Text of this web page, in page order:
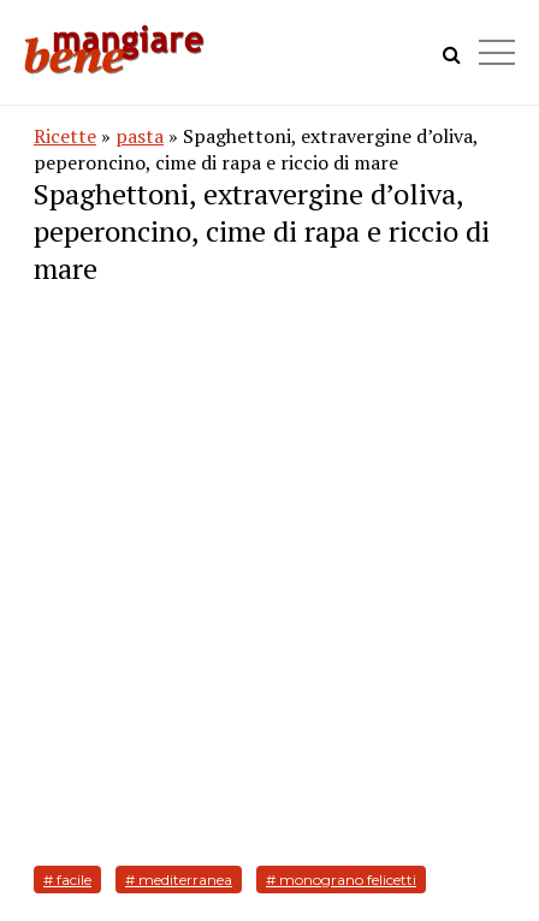
Ricette » pasta » Spaghettoni, extravergine d’oliva,
peperoncino, cime di rapa e riccio di mare
Spaghettoni, extravergine d’oliva,
peperoncino, cime di rapa e riccio di
mare
# facile # mediterranea # monograno felicetti